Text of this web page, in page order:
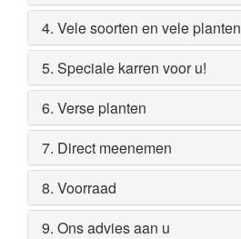
4. Vele soorten en vele planten
5. Speciale karren voor u!
6. Verse planten
7. Direct meenemen
8. Voorraad
9. Ons advies aan u